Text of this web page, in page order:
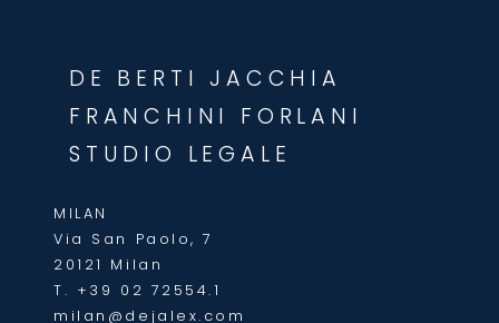
DE BERTI JACCHIA
FRANCHINI FORLANI
STUDIO LEGALE
MILAN
Via San Paolo, 7
20121 Milan
T. +39 02 72554.1
milan@dejalex.com